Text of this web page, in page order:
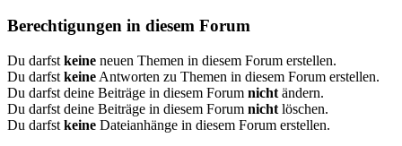
Berechtigungen in diesem Forum
Du darfst keine neuen Themen in diesem Forum erstellen.
Du darfst keine Antworten zu Themen in diesem Forum erstellen.
Du darfst deine Beiträge in diesem Forum nicht ändern.
Du darfst deine Beiträge in diesem Forum nicht löschen.
Du darfst keine Dateianhänge in diesem Forum erstellen.